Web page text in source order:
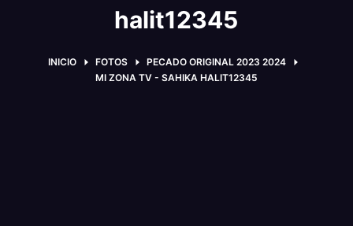
halit12345
INICIO FOTOS
PECADO ORIGINAL 2023 2024
MI ZONA TV - SAHIKA HALIT12345